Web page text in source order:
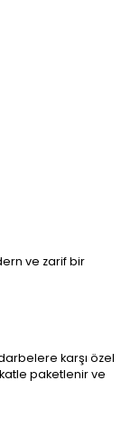
ve zarif bir
karşı özel
paketlenir ve